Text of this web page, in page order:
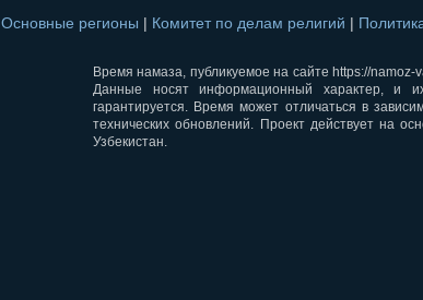
Основные регионы | Комитет по делам религий |
Время намаза, публикуемое на сайте https://
Данные носят информационный характер, и
гарантируется. Время может отличаться в
технических обновлений. Проект действует на
Узбекистан.